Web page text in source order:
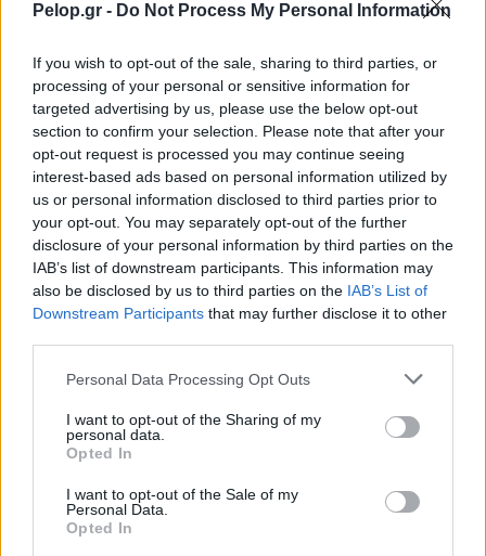
Pelop.gr - Do Not Process My Personal Information
If you wish to opt-out of the sale, sharing to third parties, or
processing of your personal or sensitive information for
targeted advertising by us, please use the below opt-out
section to confirm your selection. Please note that after your
opt-out request is processed you may continue seeing
interest-based ads based on personal information utilized by
us or personal information disclosed to third parties prior to
your opt-out. You may separately opt-out of the further
disclosure of your personal information by third parties on the
IAB’s list of downstream participants. This information may
also be disclosed by us to third parties on the IAB’s List of
Downstream Participants that may further disclose it to other
Please note that this website/app uses one or more Google
not limited to your visit or usage behaviour. You may click to
grant or deny consent to Google and its third-party tags to
use your data for below specified purposes in below Google
consent section.
Personal Data Processing Opt Outs
I want to opt-out of the Sharing of my
personal data.
Opted In
I want to opt-out of the Sale of my
Personal Data.
Opted In
Αρχιερατική Θεία Λειτουργία στον Αγιο Αιμιλιανό
Frozen yogurt ή παγωτό; Ποιο είναι τελικά πιο υγιεινό